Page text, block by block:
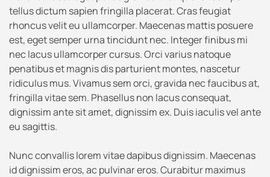
tellus dictum sapien fringilla placerat. Cras feugiat
rhoncus velit eu ullamcorper. Maecenas mattis posuere
est, eget semper urna tincidunt nec. Integer finibus mi
nec lacus ullamcorper cursus. Orci varius natoque
penatibus et magnis dis parturient montes, nascetur
ridiculus mus. Vivamus sem orci, gravida nec faucibus at,
fringilla vitae sem. Phasellus non lacus consequat,
dignissim ante sit amet, dignissim ex. Duis iaculis vel ante
eu sagittis.
Nunc convallis lorem vitae dapibus dignissim. Maecenas
id dignissim eros, ac pulvinar eros. Curabitur maximus